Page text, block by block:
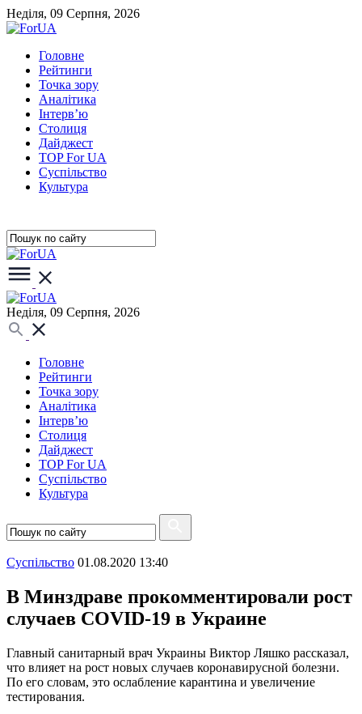
Неділя, 09 Серпня, 2026
Головне
Рейтинги
Точка зору
Аналітика
Інтерв’ю
Столиця
Дайджест
TOP For UA
Суспiльство
Культура
Неділя, 09 Серпня, 2026
Головне
Рейтинги
Точка зору
Аналітика
Інтерв’ю
Столиця
Дайджест
TOP For UA
Суспiльство
Культура
Суспiльство 01.08.2020 13:40
В Минздраве прокомментировали рост
случаев COVID-19 в Украине
Главный санитарный врач Украины Виктор Ляшко рассказал,
что влияет на рост новых случаев коронавирусной болезни.
По его словам, это ослабление карантина и увеличение
тестирования.